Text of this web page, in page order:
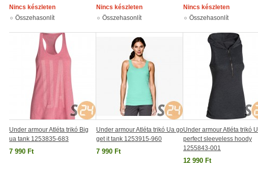
Nincs készleten
Összehasonlít
Nincs készleten
Összehasonlít
Nincs készleten
Összehasonlít
Under armour Atléta trikó Big
ua tank 1253835-683
7 990 Ft
Under armour Atléta trikó Ua go
get it tank 1253915-960
7 990 Ft
Under armour Atléta trikó
perfect sleeveless hoody
1255843-001
12 990 Ft